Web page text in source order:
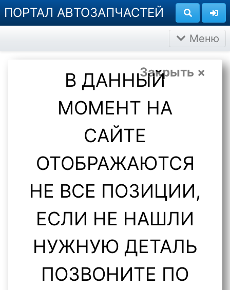
ПОРТАЛ АВТОЗАПЧАСТЕЙ
Меню
Закрыть ×
В ДАННЫЙ
МОМЕНТ НА
САЙТЕ
ОТОБРАЖАЮТСЯ
НЕ ВСЕ ПОЗИЦИИ,
ЕСЛИ НЕ НАШЛИ
НУЖНУЮ ДЕТАЛЬ
ПОЗВОНИТЕ ПО